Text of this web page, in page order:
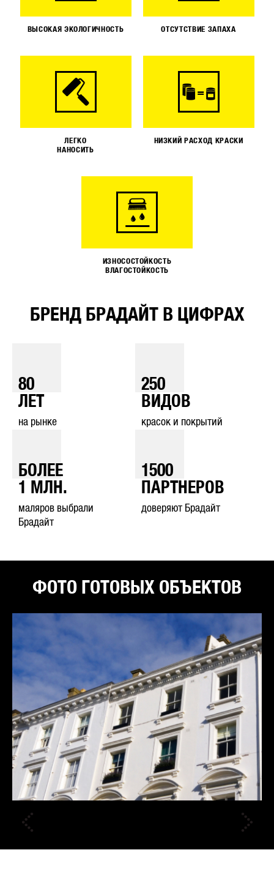
ВЫСОКАЯ ЭКОЛОГИЧНОСТЬ ОТСУТСТВИЕ ЗАПАХА
ЛЕГКО
НАНОСИТЬ
НИЗКИЙ РАСХОД КРАСКИ
ИЗНОСОСТОЙКОСТЬ
ВЛАГОСТОЙКОСТЬ
БРЕНД БРАДАЙТ В ЦИФРАХ
80
ЛЕТ
на рынке
250
ВИДОВ
красок и покрытий
БОЛЕЕ
1
МЛН.
маляров выбрали
Брадайт
1500
ПАРТНЕРОВ
доверяют Брадайт
ФОТО ГОТОВЫХ ОБЪЕКТОВ